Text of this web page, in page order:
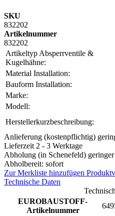
SKU
832202
Artikelnummer
832202
Artikeltyp Absperrventile &
Kugelhähne:
Material Installation:
Bauform Installation:
Marke:
Modell:
Herstellerkurzbeschreibung:
Anlieferung (kostenpflichtig)
Lieferzeit 2 - 3 Werktage
Abholung (in Schenefeld)
Abholbereit: sofort
Zur Merkliste hinzufügen
Technische Daten
EUROBAUSTOFF-
Artikelnummer